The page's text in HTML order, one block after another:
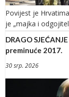
Povijest je
je „majka i
DRAGO
preminuće 2017.
30 srp. 2026